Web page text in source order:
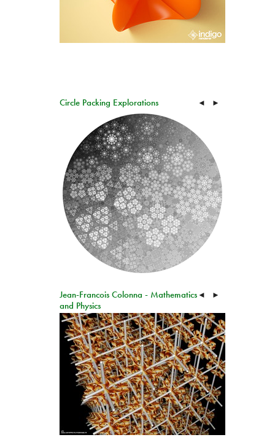
Circle Packing Explorations ◄ ►
Jean-Francois Colonna - Mathematics
and Physics
◄ ►